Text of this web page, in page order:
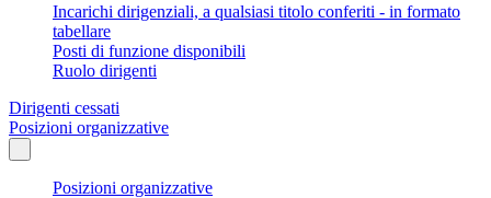
Incarichi dirigenziali, a qualsiasi titolo conferiti - in formato
tabellare
Posti di funzione disponibili
Ruolo dirigenti
Dirigenti cessati
Posizioni organizzative
Posizioni organizzative